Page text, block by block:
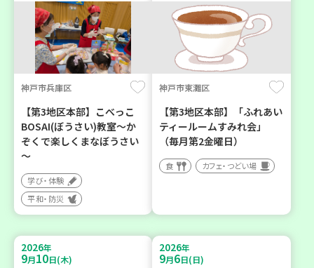
神戸市兵庫区
【第3地区本部】こべっこ
BOSAI(ぼうさい)教室～か
ぞくで楽しくまなぼうさい
～
学び・体験
平和・防災
神戸市東灘区
【第3地区本部】「ふれあい
ティールームすみれ会」
（毎月第2金曜日）
食 カフェ・つどい場
2026年
9月10日(木)
2026年
9月6日(日)